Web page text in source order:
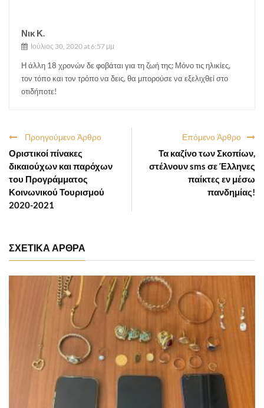
Νικ Κ.
Ιούλιος 30, 2020 at 6:57 μμ
Η άλλη 18 χρονών δε φοβάται για τη ζωή της; Μόνο τις ηλικίες,
τον τόπο και τον τρόπο να δεις, θα μπορούσε να εξελιχθεί στο
οτιδήποτε!
Επόμενο Άρθρο
Τα καζίνο των Σκοπίων,
στέλνουν sms σε Έλληνες
παίκτες εν μέσω
πανδημίας!
Προηγούμενο Άρθρο
Οριστικοί πίνακες
δικαιούχων και παρόχων
του Προγράμματος
Κοινωνικού Τουρισμού
2020-2021
ΣΧΕΤΙΚΑ ΑΡΘΡΑ